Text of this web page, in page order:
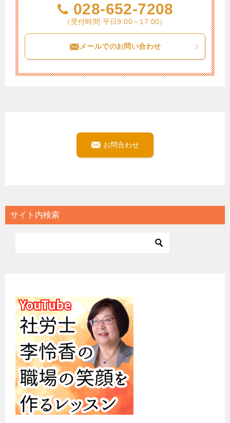
028-652-7208
（受付時間 平日9:00～17:00）
メールでのお問い合わせ
お問合わせ
サイト内検索